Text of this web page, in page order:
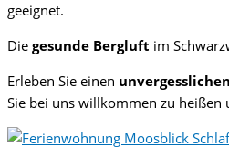
geeignet.
Die gesunde Bergluft im
Erleben Sie einen
Sie bei uns willkommen zu heißen